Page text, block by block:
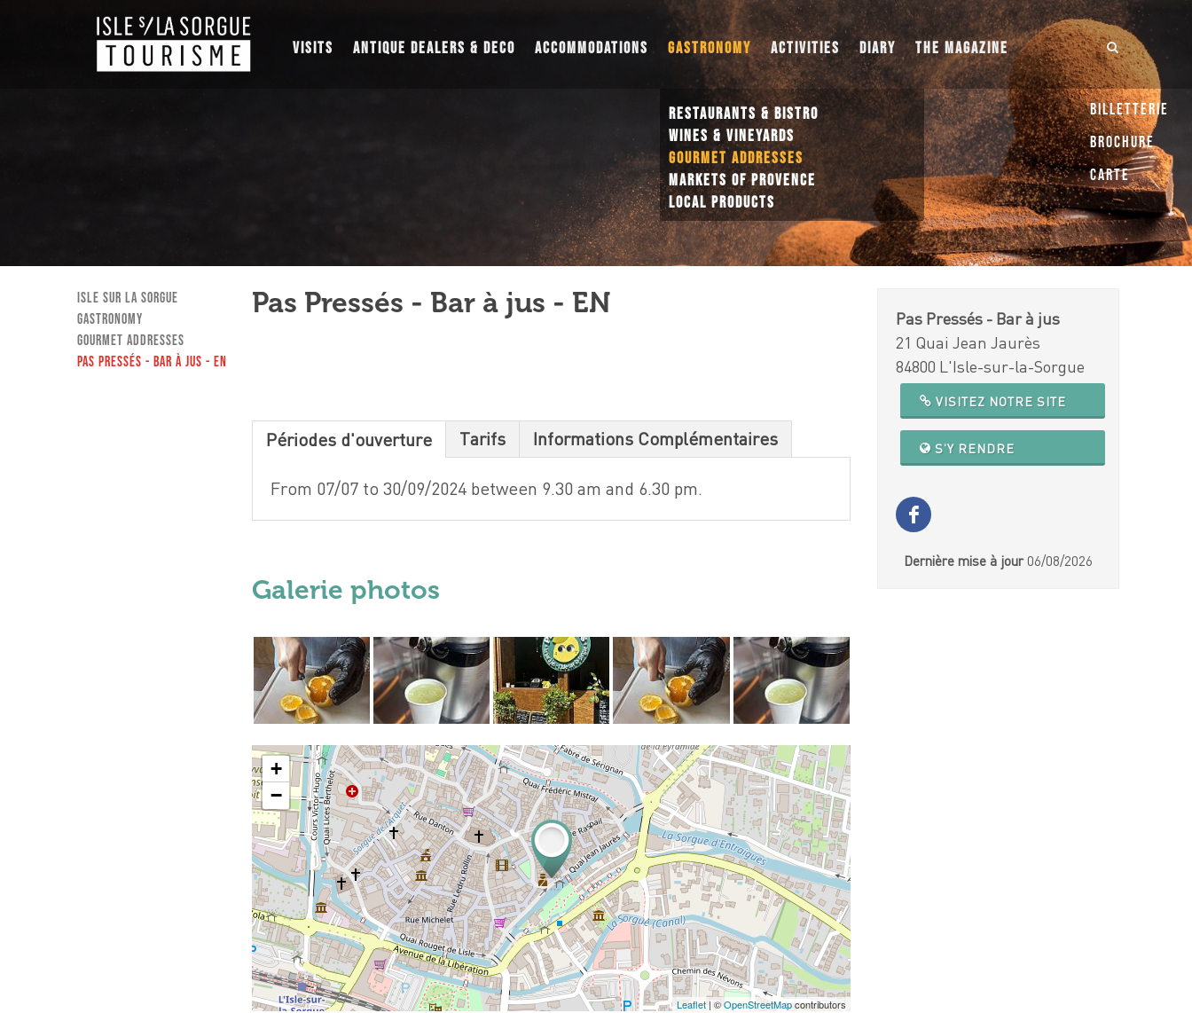
VISITS ANTIQUE DEALERS & DECO ACCOMMODATIONS GASTRONOMY
RESTAURANTS & BISTRO
WINES & VINEYARDS
GOURMET ADDRESSES
MARKETS OF PROVENCE
LOCAL PRODUCTS
ACTIVITIES DIARY THE MAGAZINE
Isle sur la Sorgue
Gastronomy
Gourmet addresses
Pas Pressés - Bar à jus - EN
Pas Pressés - Bar à jus - EN
Périodes d'ouverture Tarifs Informations Complémentaires
From 07/07 to 30/09/2024 between 9.30 am and 6.30 pm.
Galerie photos
+
−
Leaflet | ©OpenStreetMapcontributors
Pas Pressés - Bar à jus
21 Quai Jean Jaurès
84800 L'Isle-sur-la-Sorgue
VISITEZ NOTRE SITE
S'Y RENDRE
Dernière mise à jour 06/08/2026
Billetterie
Brochure
Carte